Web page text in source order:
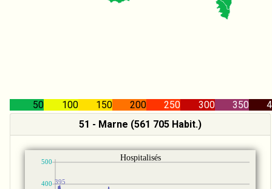
50 100 150 200 250 300 350
51 - Marne (561 705 Habit.)